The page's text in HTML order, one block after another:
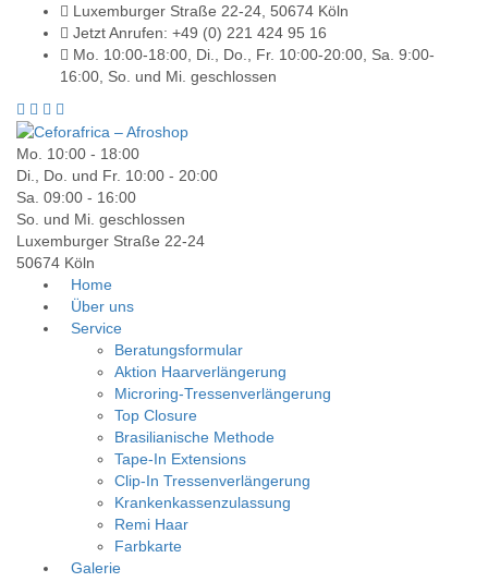
Luxemburger Straße 22-24, 50674 Köln
Jetzt Anrufen: +49 (0) 221 424 95 16
Mo. 10:00-18:00, Di., Do., Fr. 10:00-20:00, Sa. 9:00-
16:00, So. und Mi. geschlossen
Mo. 10:00 - 18:00
Di., Do. und Fr. 10:00 - 20:00
Sa. 09:00 - 16:00
So. und Mi. geschlossen
Luxemburger Straße 22-24
50674 Köln
Home
Über uns
Service
Beratungsformular
Aktion Haarverlängerung
Microring-Tressenverlängerung
Top Closure
Brasilianische Methode
Tape-In Extensions
Clip-In Tressenverlängerung
Krankenkassenzulassung
Remi Haar
Farbkarte
Galerie